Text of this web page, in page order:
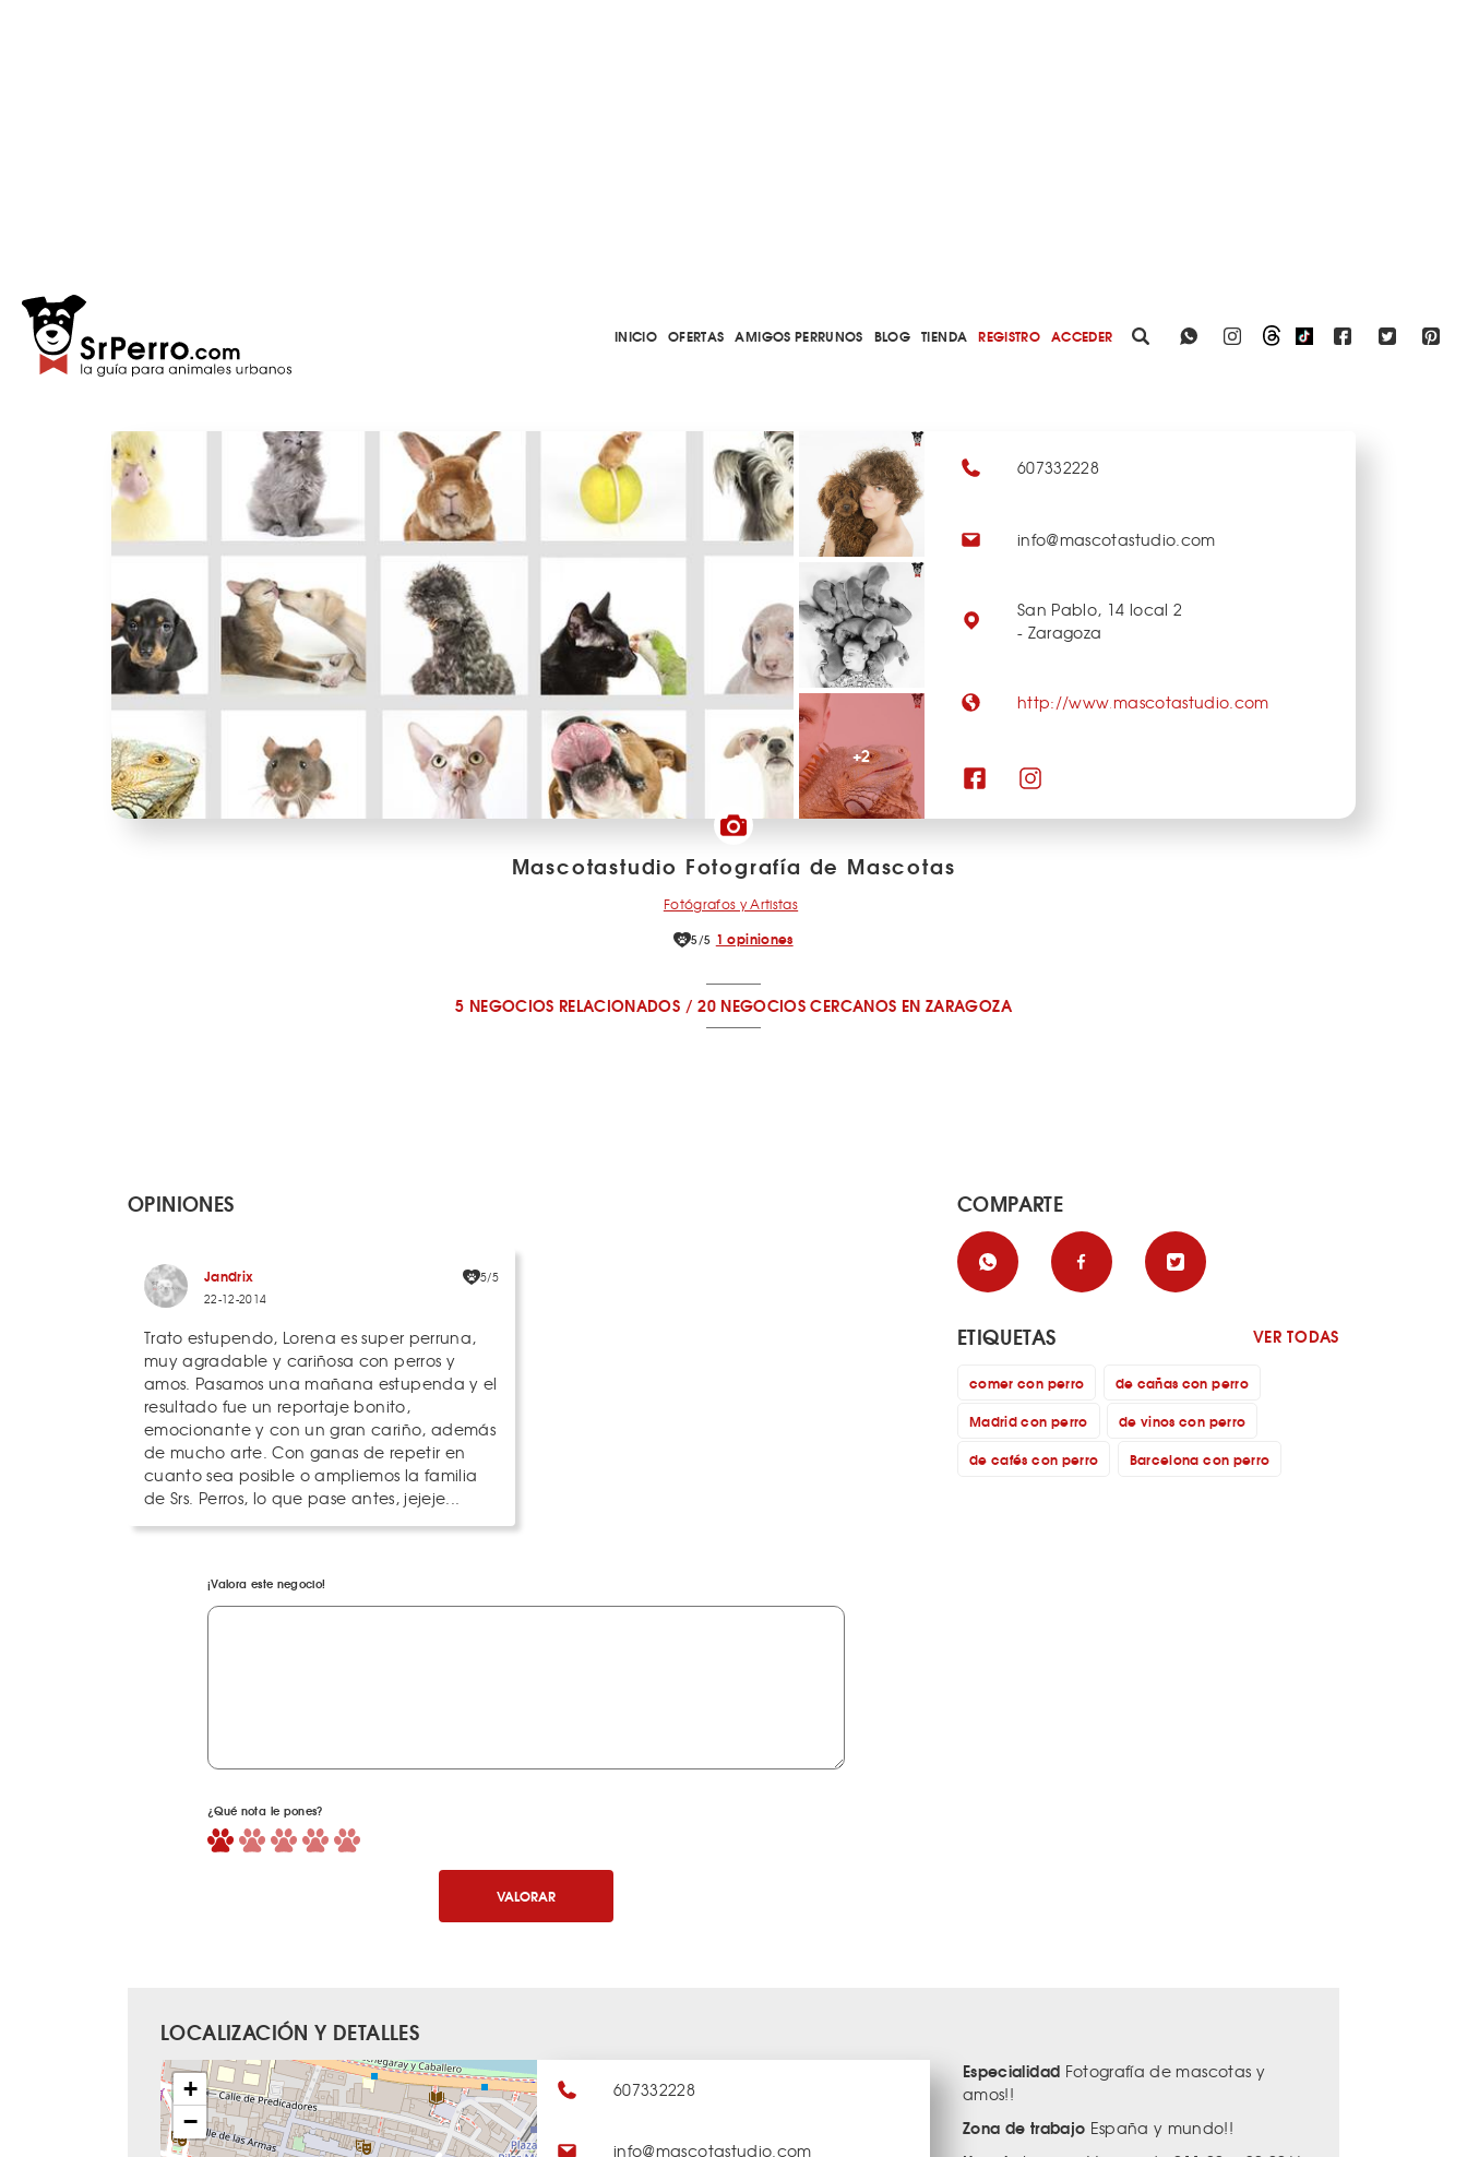
INICIO OFERTAS AMIGOS PERRUNOS BLOG TIENDA REGISTRO ACCEDER
+2
607332228
info@mascotastudio.com
San Pablo, 14 local 2
- Zaragoza
http://www.mascotastudio.com
Mascotastudio Fotografía de Mascotas
Fotógrafos y Artistas
5/5 1 opiniones
5 NEGOCIOS RELACIONADOS /20 NEGOCIOS CERCANOS EN ZARAGOZA
OPINIONES
5/5
Jandrix
22-12-2014
Trato estupendo, Lorena es super perruna,
muy agradable y cariñosa con perros y
amos. Pasamos una mañana estupenda y el
resultado fue un reportaje bonito,
emocionante y con un gran cariño, además
de mucho arte. Con ganas de repetir en
cuanto sea posible o ampliemos la familia
de Srs. Perros, lo que pase antes, jejeje...
¡Valora este negocio!
¿Qué nota le pones?
VALORAR
COMPARTE
ETIQUETAS VER TODAS
comer con perro
de cañas con perro
Madrid con perro
de vinos con perro
de cafés con perro
Barcelona con perro
LOCALIZACIÓN Y DETALLES
+
−
607332228
info@mascotastudio.com
Especialidad Fotografía de mascotas y
amos!!
Zona de trabajo España y mundo!!